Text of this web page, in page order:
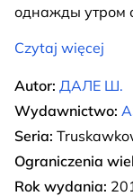
однажды утром
Czytaj więcej
Autor: ДАЛЕ Ш.
Wydawnictwo:
Seria:
Ograniczenia
Rok wydania: